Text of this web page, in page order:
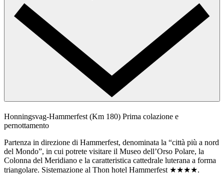
Honningsvag-Hammerfest (Km 180) Prima colazione e
pernottamento
Partenza in direzione di Hammerfest, denominata la “città più a nord
del Mondo”, in cui potrete visitare il Museo dell’Orso Polare, la
Colonna del Meridiano e la caratteristica cattedrale luterana a forma
triangolare. Sistemazione al Thon hotel Hammerfest ★★★★.